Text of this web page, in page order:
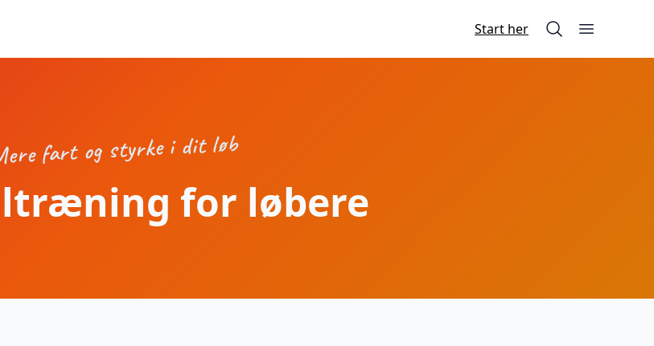
Start her Søg på siden
Åbn menu
fart og styrke i dit løb
for løbere